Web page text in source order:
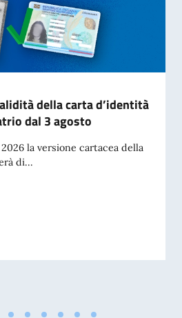
della carta d’identità
dal 3 agosto
la versione cartacea della
di...
validità della carta d’identità cartacea